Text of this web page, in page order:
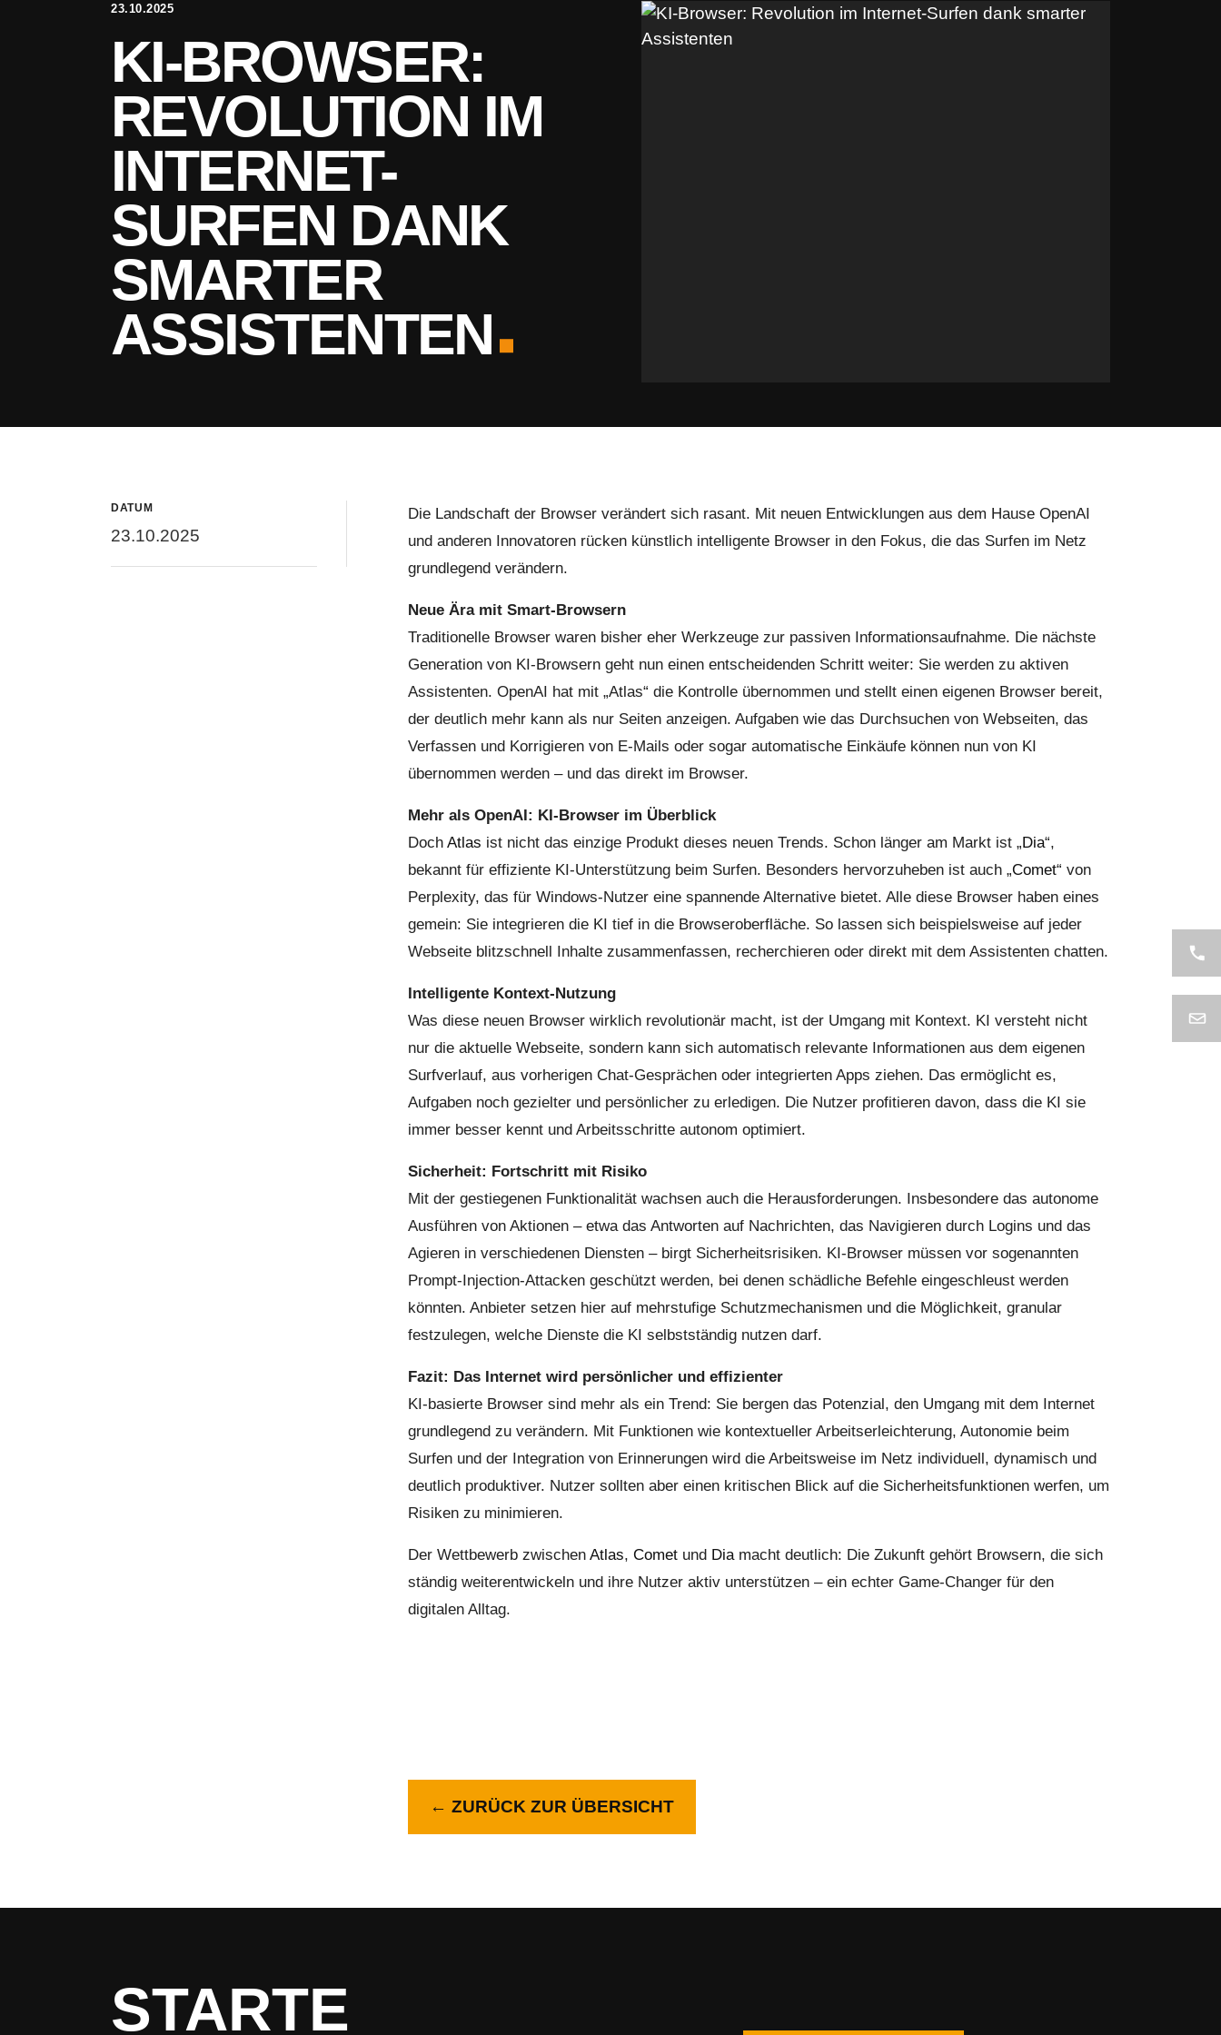
23.10.2025
KI-BROWSER:
REVOLUTION IM
INTERNET-
SURFEN DANK
SMARTER
ASSISTENTEN
DATUM
23.10.2025
Die Landschaft der Browser verändert sich rasant. Mit neuen Entwicklungen aus dem Hause OpenAI
und anderen Innovatoren rücken künstlich intelligente Browser in den Fokus, die das Surfen im Netz
grundlegend verändern.
Neue Ära mit Smart-Browsern
Traditionelle Browser waren bisher eher Werkzeuge zur passiven Informationsaufnahme. Die nächste
Generation von KI-Browsern geht nun einen entscheidenden Schritt weiter: Sie werden zu aktiven
Assistenten. OpenAI hat mit „Atlas“ die Kontrolle übernommen und stellt einen eigenen Browser bereit,
der deutlich mehr kann als nur Seiten anzeigen. Aufgaben wie das Durchsuchen von Webseiten, das
Verfassen und Korrigieren von E-Mails oder sogar automatische Einkäufe können nun von KI
übernommen werden – und das direkt im Browser.
Mehr als OpenAI: KI-Browser im Überblick
DochAtlas ist nicht das einzige Produkt dieses neuen Trends. Schon länger am Markt ist „Dia“,
bekannt für effiziente KI-Unterstützung beim Surfen. Besonders hervorzuheben ist auch „Comet“ von
Perplexity, das für Windows-Nutzer eine spannende Alternative bietet. Alle diese Browser haben eines
gemein: Sie integrieren die KI tief in die Browseroberfläche. So lassen sich beispielsweise auf jeder
Webseite blitzschnell Inhalte zusammenfassen, recherchieren oder direkt mit dem Assistenten chatten.
Intelligente Kontext-Nutzung
Was diese neuen Browser wirklich revolutionär macht, ist der Umgang mit Kontext. KI versteht nicht
nur die aktuelle Webseite, sondern kann sich automatisch relevante Informationen aus dem eigenen
Surfverlauf, aus vorherigen Chat-Gesprächen oder integrierten Apps ziehen. Das ermöglicht es,
Aufgaben noch gezielter und persönlicher zu erledigen. Die Nutzer profitieren davon, dass die KI sie
immer besser kennt und Arbeitsschritte autonom optimiert.
Sicherheit: Fortschritt mit Risiko
Mit der gestiegenen Funktionalität wachsen auch die Herausforderungen. Insbesondere das autonome
Ausführen von Aktionen – etwa das Antworten auf Nachrichten, das Navigieren durch Logins und das
Agieren in verschiedenen Diensten – birgt Sicherheitsrisiken. KI-Browser müssen vor sogenannten
Prompt-Injection-Attacken geschützt werden, bei denen schädliche Befehle eingeschleust werden
könnten. Anbieter setzen hier auf mehrstufige Schutzmechanismen und die Möglichkeit, granular
festzulegen, welche Dienste die KI selbstständig nutzen darf.
Fazit: Das Internet wird persönlicher und effizienter
KI-basierte Browser sind mehr als ein Trend: Sie bergen das Potenzial, den Umgang mit dem Internet
grundlegend zu verändern. Mit Funktionen wie kontextueller Arbeitserleichterung, Autonomie beim
Surfen und der Integration von Erinnerungen wird die Arbeitsweise im Netz individuell, dynamisch und
deutlich produktiver. Nutzer sollten aber einen kritischen Blick auf die Sicherheitsfunktionen werfen, um
Risiken zu minimieren.
Der Wettbewerb zwischenAtlas,Comet und Diamacht deutlich: Die Zukunft gehört Browsern, die sich
ständig weiterentwickeln und ihre Nutzer aktiv unterstützen – ein echter Game-Changer für den
digitalen Alltag.
← ZURÜCK ZUR ÜBERSICHT
STARTE